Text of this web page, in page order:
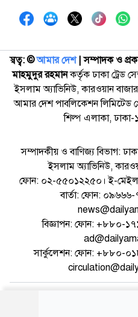
স্বত্ব: ©️আমার দেশ| সম্পাদক ও
মাহমুদুর রহমানকর্তৃক ঢাকা ট্রেড
ইসলাম অ্যাভিনিউ, কারওয়ান
আমার দেশ পাবলিকেশন লিমিটেড
শিল্প এলাকা,
সম্পাদকীয় ও বাণিজ্য বিভাগ:
ইসলাম অ্যাভিনিউ,
ফোন: ০২-৫৫০১২২৫০। ই-
বার্তা: ফোন:
বিজ্ঞাপন: ফোন: +৮৮০-
সার্কুলেশন: ফোন: +৮৮০-